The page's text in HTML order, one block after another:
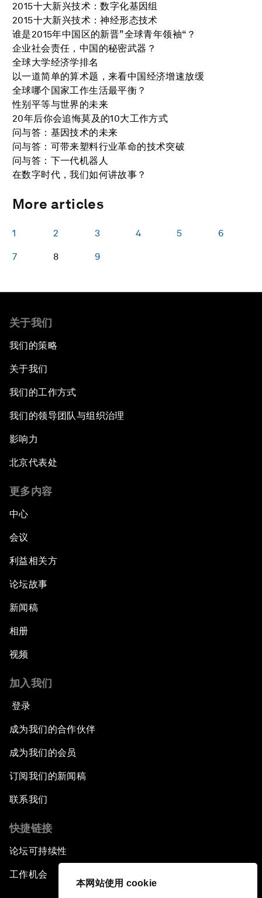
本网站使用 cookie
2015十大新兴技术：数字化基因组
2015十大新兴技术：神经形态技术
谁是2015年中国区的新晋”全球青年领袖“？
企业社会责任，中国的秘密武器？
全球大学经济学排名
以一道简单的算术题，来看中国经济增速放缓
全球哪个国家工作生活最平衡？
性别平等与世界的未来
20年后你会追悔莫及的10大工作方式
问与答：基因技术的未来
问与答：可带来塑料行业革命的技术突破
问与答：下一代机器人
在数字时代，我们如何讲故事？
More articles
1 2 3 4 5 6
7 8 9
关于我们
我们的策略
关于我们
我们的工作方式
我们的领导团队与组织治理
影响力
北京代表处
更多内容
中心
会议
利益相关方
论坛故事
新闻稿
相册
视频
加入我们
登录
成为我们的合作伙伴
成为我们的会员
订阅我们的新闻稿
联系我们
快捷链接
论坛可持续性
工作机会